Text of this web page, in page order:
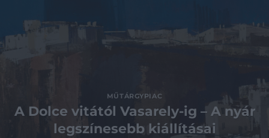
MŰTÁRGYPIAC
A Dolce vitától Vasarely-ig – A nyár
legszínesebb kiállításai